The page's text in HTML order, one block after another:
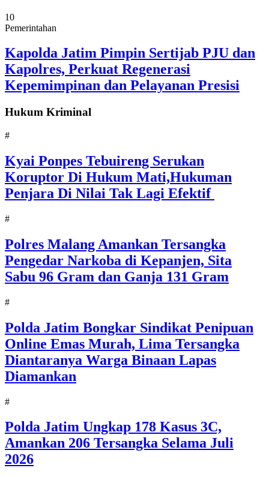
10
Pemerintahan
Kapolda Jatim Pimpin Sertijab PJU dan
Kapolres, Perkuat Regenerasi
Kepemimpinan dan Pelayanan Presisi
Hukum Kriminal
#
Kyai Ponpes Tebuireng Serukan
Koruptor Di Hukum Mati,Hukuman
Penjara Di Nilai Tak Lagi Efektif
#
Polres Malang Amankan Tersangka
Pengedar Narkoba di Kepanjen, Sita
Sabu 96 Gram dan Ganja 131 Gram
#
Polda Jatim Bongkar Sindikat Penipuan
Online Emas Murah, Lima Tersangka
Diantaranya Warga Binaan Lapas
Diamankan
#
Polda Jatim Ungkap 178 Kasus 3C,
Amankan 206 Tersangka Selama Juli
2026